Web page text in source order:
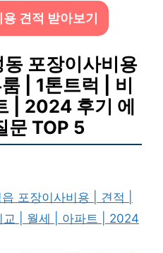
견적 받아보기
포장이사비용
| 1톤트럭 | 비
| 2024 후기 에
문 TOP 5
포장이사비용 | 견적 |
교 | 월세 | 아파트 | 2024